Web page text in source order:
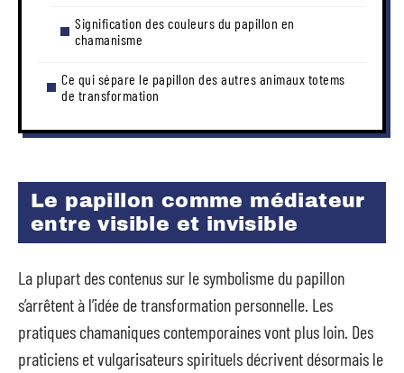
Signification des couleurs du papillon en
chamanisme
Ce qui sépare le papillon des autres animaux totems
de transformation
Le papillon comme médiateur
entre visible et invisible
La plupart des contenus sur le symbolisme du papillon
s’arrêtent à l’idée de transformation personnelle. Les
pratiques chamaniques contemporaines vont plus loin. Des
praticiens et vulgarisateurs spirituels décrivent désormais le